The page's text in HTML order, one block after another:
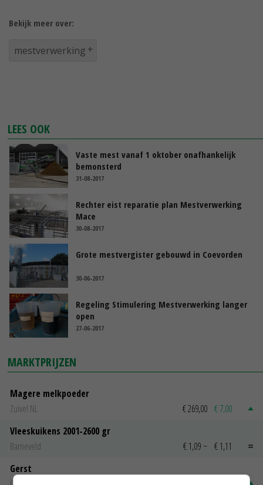
Bekijk meer over:
mestverwerking
LEES OOK
Vaste mest vanaf 1 oktober onafhankelijk
bemonsterd
31-08-2017
Rechter eist reparatie plan Mestverwerking
Mace
30-08-2017
Grote mestvergister gebouwd in Coevorden
30-06-2017
Regeling Stimulering Mestverwerking langer
open
27-06-2017
MARKTPRIJZEN
Magere melkpoeder
Zuivel NL
€ 269,00 € 7,00
Vleeskuikens 2001-2600 gr
Barneveld
€ 1,09 ~ € 1,11
Gerst